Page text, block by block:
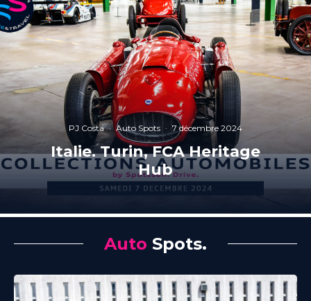
PJ Costa · Auto Spots · 7 décembre 2024
Italie. Turin, FCA Heritage
Hub
Auto Spots.